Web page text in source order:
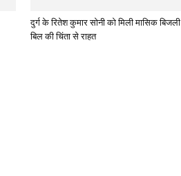
दुर्ग के रितेश कुमार सोनी को मिली मासिक बिजली
बिल की चिंता से राहत